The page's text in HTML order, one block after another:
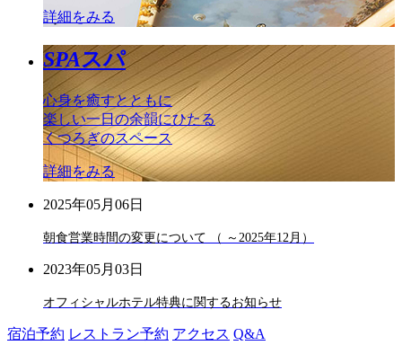
詳細をみる
SPAスパ
心身を癒すとともに
楽しい一日の余韻にひたる
くつろぎのスペース
詳細をみる
2025年05月06日
朝食営業時間の変更について （ ～2025年12月）
2023年05月03日
オフィシャルホテル特典に関するお知らせ
宿泊予約 レストラン予約 アクセス Q&A